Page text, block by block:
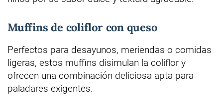
Muffins de coliflor con queso
Perfectos para desayunos, meriendas o comidas
ligeras, estos muffins disimulan la coliflor y
ofrecen una combinación deliciosa apta para
paladares exigentes.